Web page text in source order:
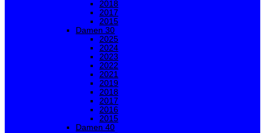
2018
2017
2015
Damen 30
2025
2024
2023
2022
2021
2019
2018
2017
2016
2015
Damen 40